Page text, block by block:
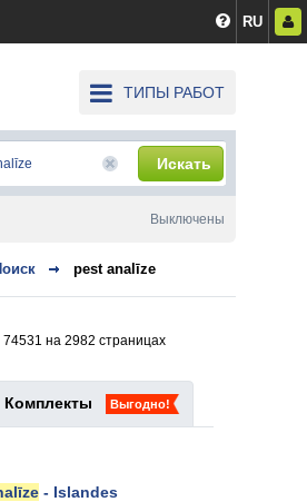
RU
ТИПЫ РАБОТ
Искать
pest analīze
на 2982 страницах
Комплекты Выгодно!
- Islandes
Выключены